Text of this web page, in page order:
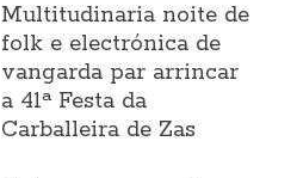
Multitudinaria noite de
folk e electrónica de
vangarda par arrincar
a 41ª Festa da
Carballeira de Zas